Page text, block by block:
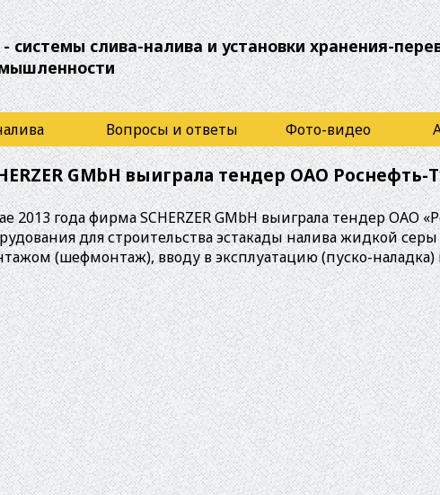
- системы слива-налива и установки хранения-
Вопросы и ответы Фото-видео
GMbH выиграла тендер ОАО
2013 года фирма SCHERZER GMbH выиграла тендер ОАО
для строительства эстакады налива жидкой
(шефмонтаж), вводу в эксплуатацию (пуско-наладка)